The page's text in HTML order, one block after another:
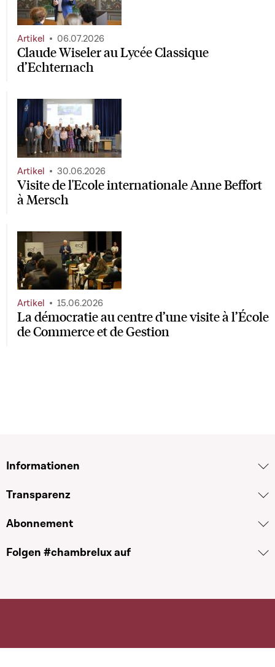
Claude Wiseler au Lycée Classique
d’Echternach
Artikel 06.07.2026
Visite de l'Ecole internationale Anne Beffort
à Mersch
Artikel 30.06.2026
La démocratie au centre d’une visite à l’École
de Commerce et de Gestion
Artikel 15.06.2026
Informationen
Transparenz
Abonnement
Folgen #chambrelux auf